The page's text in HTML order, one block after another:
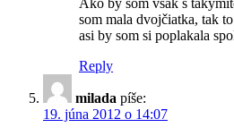
Ako by som však s
som mala dvojčiatka, tak
asi by som si poplakala
Reply
milada píše:
19. júna 2012 o 14:07